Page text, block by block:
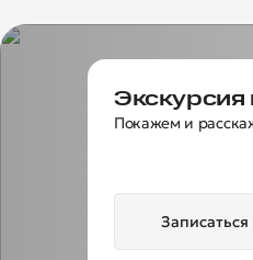
Экскурсия
Покажем и
Записаться